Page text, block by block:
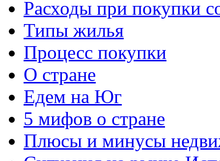
Расходы при покупки
Типы жилья
Процесс покупки
О стране
Едем на Юг
5 мифов о стране
Плюсы и минусы